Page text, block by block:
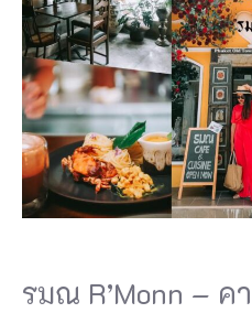
รมณ R’Monn – ค